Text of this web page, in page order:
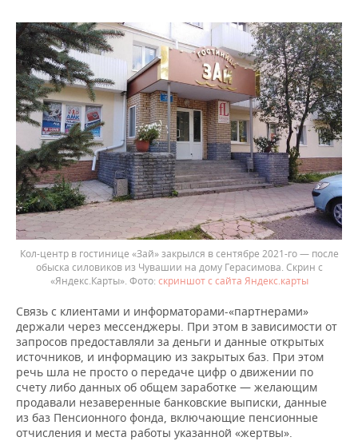
Кол-центр в гостинице «Зай» закрылся в сентябре 2021-го — после
обыска силовиков из Чувашии на дому Герасимова. Скрин с
«Яндекс.Карты».
скриншот с сайта Яндекс.карты
Связь с клиентами и информаторами-«партнерами»
держали через мессенджеры. При этом в зависимости от
запросов предоставляли за деньги и данные открытых
источников, и информацию из закрытых баз. При этом
речь шла не просто о передаче цифр о движении по
счету либо данных об общем заработке — желающим
продавали незаверенные банковские выписки, данные
из баз Пенсионного фонда, включающие пенсионные
отчисления и места работы указанной «жертвы».